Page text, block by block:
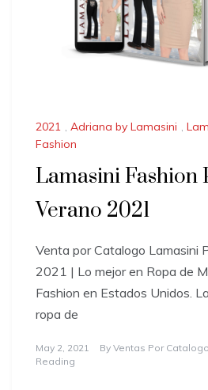
2021 , Adriana by Lamasini ,
Fashion
Lamasini Fashion
Verano 2021
Venta por Catalogo Lamasini
2021 | Lo mejor en Ropa de
Fashion en Estados Unidos.
ropa de
May 2, 2021 By Ventas Por
Reading